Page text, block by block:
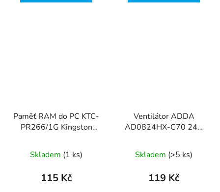
Paměť RAM do PC KTC-
PR266/1G Kingston
CL2.5
Skladem (1 ks)
115 Kč
Ventilátor ADDA
AD0824HX-C70 24V
Skladem (>5 ks)
119 Kč